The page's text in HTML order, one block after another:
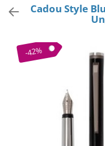
Coliere
Tiare
Bijuterii Copii
Bijuterii Mirese
Cadou Style
-42%